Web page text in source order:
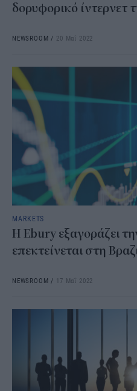
δορυφορικό ίντερνετ
NEWSROOM / 20 Μαΐ 2022
MARKETS
Η Ebury εξαγοράζει
επεκτείνεται στη
NEWSROOM / 17 Μαΐ 2022